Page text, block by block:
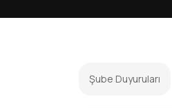
Şube Duyuruları